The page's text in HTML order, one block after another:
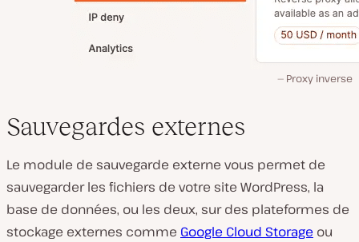
Proxy inverse
Sauvegardes externes
Le module de sauvegarde externe vous permet de
sauvegarder les fichiers de votre site WordPress, la
base de données, ou les deux, sur des plateformes de
stockage externes comme Google Cloud Storage ou